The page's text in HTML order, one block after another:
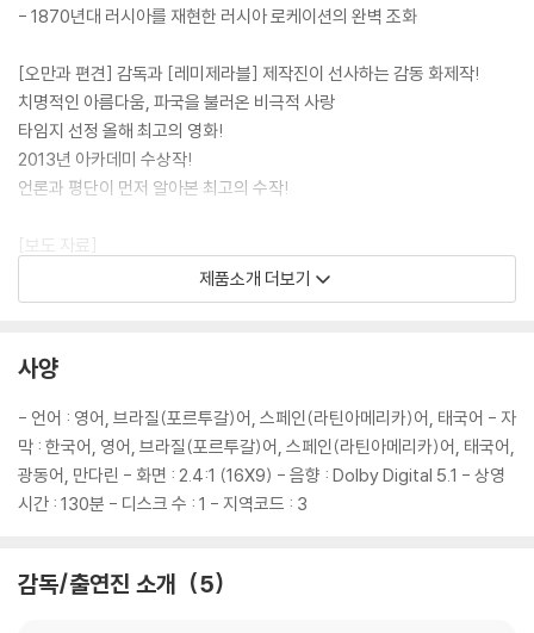
- 1870년대 러시아를 재현한 러시아 로케이션의 완벽 조화
[오만과 편견] 감독과 [레미제라블] 제작진이 선사하는 감동 화제작!
치명적인 아름다움, 파국을 불러온 비극적 사랑
타임지 선정 올해 최고의 영화!
2013년 아카데미 수상작!
언론과 평단이 먼저 알아본 최고의 수작!
[보도 자료]
타임지 선정 2012년 최고의 영화! 2013년 아카데미 의상상 수상!
“격정적으로 치닫는 감성과 지적인 황홀함을 지닌 작품”이라는 찬사와 함
나 카레니나]. 제85회 아카데미 영화제에서 2013년 아카데미 시상식에서
상을 수상했다. [안나 카레니나]의 의상들은 영화가 표현할 수 있는 시각
적 아름다움과 화려함의 극치를 보여주고 있다. 그 외에도 골든글로브 작
곡상에 노미네이트되고, 미국 방송 영화 비평가 협회가 주관하는 2013년
크리틱스 초이스 영화상에서 미술 감독상, 의상상 수상, 시카고 영화 비평
[오만과 편견] 조 라이트 & [레미제라블] 워킹 타이틀사의 야심작!
제품소개 더보기
사양
- 언어 : 영어, 브라질(포르투갈)어, 스페인(라틴아메리카)어, 태국어 - 자
막 : 한국어, 영어, 브라질(포르투갈)어, 스페인(라틴아메리카)어, 태국어,
광동어, 만다린 - 화면 : 2.4:1 (16X9) - 음향 : Dolby Digital 5.1 - 상영
시간 : 130분 - 디스크 수 : 1 - 지역코드 : 3
감독/출연진 소개 5